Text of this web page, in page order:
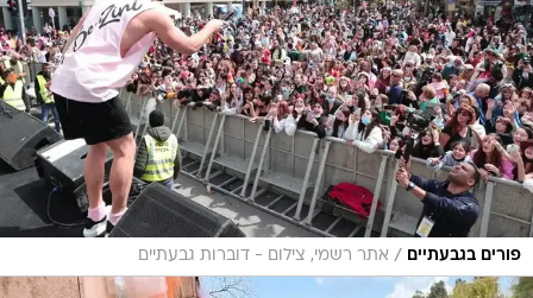
פורים בגבעתיים / אתר רשמי, צילום - דוברות גבעתיים